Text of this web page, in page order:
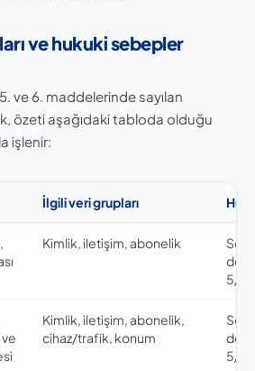
ve hukuki sebepler
5. ve 6. maddelerinde sayılan
özeti aşağıdaki tabloda olduğu
işlenir:
İlgili veri grupları
Kimlik, iletişim, abonelik
5/
Kimlik, iletişim, abonelik,
cihaz/trafik, konum
5/